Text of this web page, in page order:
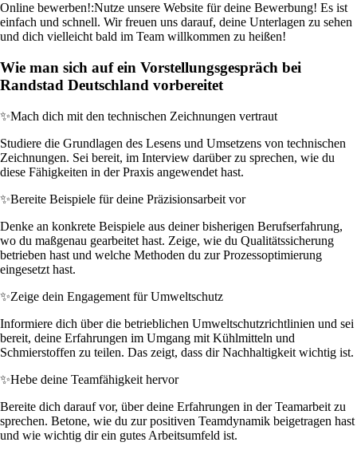
Online bewerben!:Nutze unsere Website für deine Bewerbung! Es ist
einfach und schnell. Wir freuen uns darauf, deine Unterlagen zu sehen
und dich vielleicht bald im Team willkommen zu heißen!
Wie man sich auf ein Vorstellungsgespräch bei
Randstad Deutschland vorbereitet
✨Mach dich mit den technischen Zeichnungen vertraut
Studiere die Grundlagen des Lesens und Umsetzens von technischen
Zeichnungen. Sei bereit, im Interview darüber zu sprechen, wie du
diese Fähigkeiten in der Praxis angewendet hast.
✨Bereite Beispiele für deine Präzisionsarbeit vor
Denke an konkrete Beispiele aus deiner bisherigen Berufserfahrung,
wo du maßgenau gearbeitet hast. Zeige, wie du Qualitätssicherung
betrieben hast und welche Methoden du zur Prozessoptimierung
eingesetzt hast.
✨Zeige dein Engagement für Umweltschutz
Informiere dich über die betrieblichen Umweltschutzrichtlinien und sei
bereit, deine Erfahrungen im Umgang mit Kühlmitteln und
Schmierstoffen zu teilen. Das zeigt, dass dir Nachhaltigkeit wichtig ist.
✨Hebe deine Teamfähigkeit hervor
Bereite dich darauf vor, über deine Erfahrungen in der Teamarbeit zu
sprechen. Betone, wie du zur positiven Teamdynamik beigetragen hast
und wie wichtig dir ein gutes Arbeitsumfeld ist.